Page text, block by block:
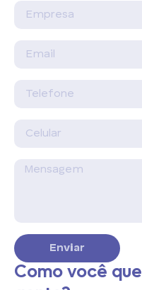
Enviar
Como você